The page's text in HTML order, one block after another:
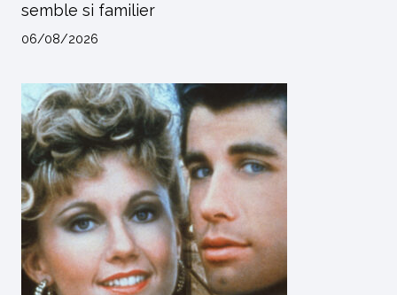
semble si familier
06/08/2026